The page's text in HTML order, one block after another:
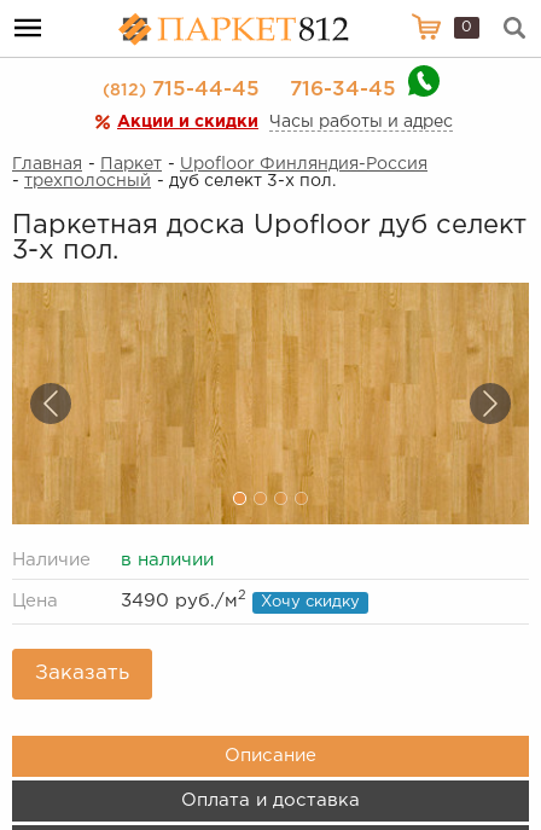
0
(812)715-44-45 716-34-45
Акции и скидки Часы работы и адрес
Главная - Паркет - Upofloor Финляндия-Россия
- трехполосный - дуб селект 3-х пол.
Паркетная доска Upofloor дуб селект
3-х пол.
Наличие в наличии
Цена 3490 руб./м2 Хочу скидку
Заказать
Описание
Оплата и доставка